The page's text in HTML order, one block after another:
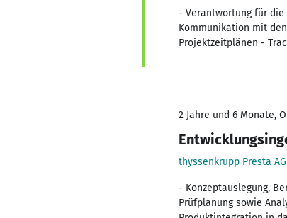
- Verantwortung für die
Kommunikation mit
Projektzeitplänen -
2 Jahre und 6 Monate,
thyssenkrupp Presta AG
- Konzeptauslegung,
Prüfplanung sowie